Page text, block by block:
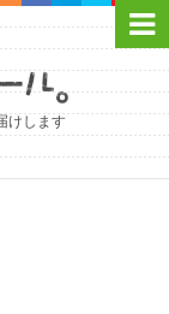
けします